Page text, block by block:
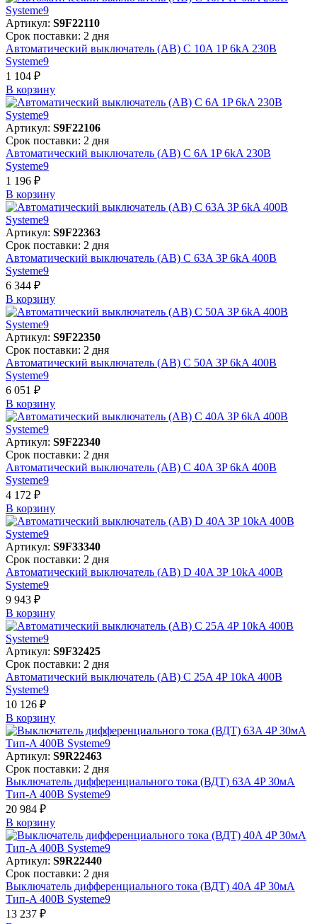
Артикул: S9F22110
Срок поставки: 2 дня
Автоматический выключатель (АВ) C 10A 1P 6kA 230В
Systeme9
1 104 ₽
В корзинy
Артикул: S9F22106
Срок поставки: 2 дня
Автоматический выключатель (АВ) C 6A 1P 6kA 230В
Systeme9
1 196 ₽
В корзинy
Артикул: S9F22363
Срок поставки: 2 дня
Автоматический выключатель (АВ) C 63A 3P 6kA 400В
Systeme9
6 344 ₽
В корзинy
Артикул: S9F22350
Срок поставки: 2 дня
Автоматический выключатель (АВ) C 50A 3P 6kA 400В
Systeme9
6 051 ₽
В корзинy
Артикул: S9F22340
Срок поставки: 2 дня
Автоматический выключатель (АВ) C 40A 3P 6kA 400В
Systeme9
4 172 ₽
В корзинy
Артикул: S9F33340
Срок поставки: 2 дня
Автоматический выключатель (АВ) D 40A 3P 10kA 400В
Systeme9
9 943 ₽
В корзинy
Артикул: S9F32425
Срок поставки: 2 дня
Автоматический выключатель (АВ) C 25A 4P 10kA 400В
Systeme9
10 126 ₽
В корзинy
Артикул: S9R22463
Срок поставки: 2 дня
Выключатель дифференциального тока (ВДТ) 63A 4P 30мА
Тип-A 400В Systeme9
20 984 ₽
В корзинy
Артикул: S9R22440
Срок поставки: 2 дня
Выключатель дифференциального тока (ВДТ) 40A 4P 30мА
Тип-A 400В Systeme9
13 237 ₽